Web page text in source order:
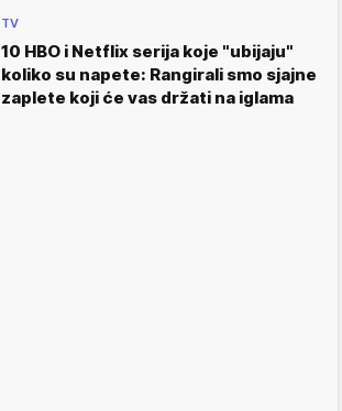
TV
10 HBO i Netflix serija koje "ubijaju"
koliko su napete: Rangirali smo sjajne
zaplete koji će vas držati na iglama